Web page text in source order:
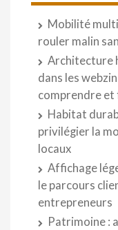
Mobilité
rouler malin
Architecture
dans les
comprendre et
Habitat
privilégier la
locaux
Affichage
le parcours
entrepreneurs
Patrimoine :